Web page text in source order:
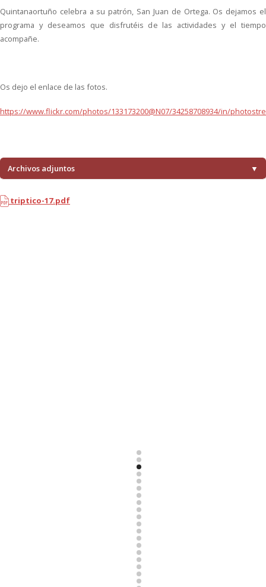
Quintanaortuño celebra a su patrón, San Juan de Ortega. Os dejamos el
programa y deseamos que disfrutéis de las actividades y el tiempo
acompañe.
Os dejo el enlace de las fotos.
https://www.flickr.com/photos/133173200@N07/34258708934/in/
Archivos adjuntos ▼
triptico-17.pdf